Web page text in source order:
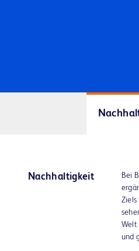
Nachhaltigkeit
Bei
Ziels
Welt
und